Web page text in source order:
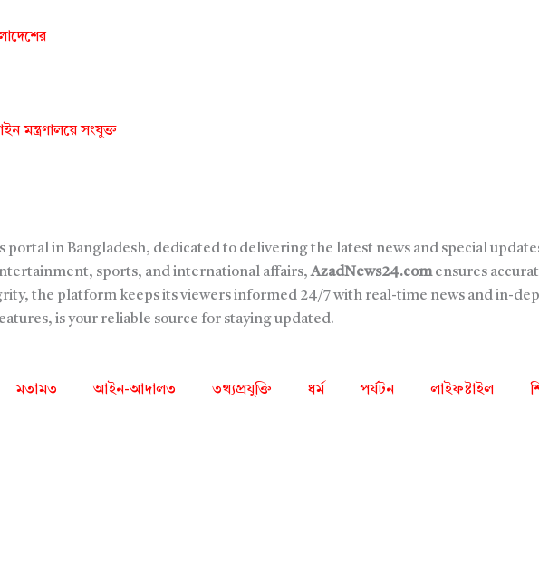
মন্ত্রণালয়ে সংযুক্ত
portal in Bangladesh, dedicated to delivering the latest news and special
sports, and international affairs,AzadNews24.comensures
the platform keeps its viewers informed 24/7 with real-time news and in-
is your reliable source for staying updated.
মতামত আইন-আদালত তথ্যপ্রযুক্তি ধর্ম পর্যটন লাইফষ্টাইল